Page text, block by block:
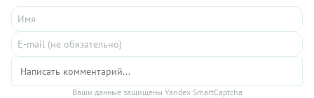
Ваши данные защищены Yandex SmartCaptcha